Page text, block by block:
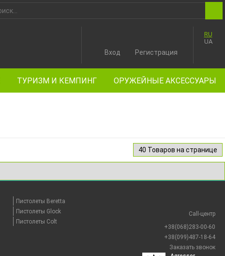
RU
UA
Вход Регистрация
ТУРИЗМ И КЕМПИНГ ОРУЖЕЙНЫЕ АКСЕССУАРЫ
Пистолеты Beretta
Пистолеты Glock
Пистолеты Colt
Call-центр
+38(068)283-00-60
+38(099)487-18-64
Заказать звонок